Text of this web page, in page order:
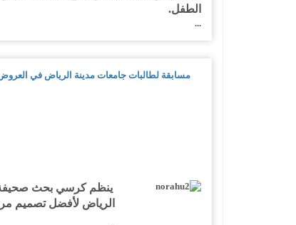
الطفل.
...
مسابقة لطالبات جامعات مدينة الرياض في العروض
ينظم كرسي بحث صحيفة
الرياض لأفضل تصميم